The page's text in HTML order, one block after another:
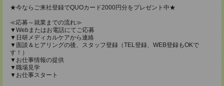
★今ならご来社登録でQUOカード2000円分をプレゼント中★
≪応募～就業までの流れ≫
▼Webまたはお電話にてご応募
▼日研メディカルケアから連絡
▼面談＆ヒアリングの後、スタッフ登録（TEL登録、WEB登録もOKで
す！）
▼お仕事情報の提供
▼職場見学
▼お仕事スタート